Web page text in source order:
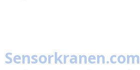
Sensorkranen.com